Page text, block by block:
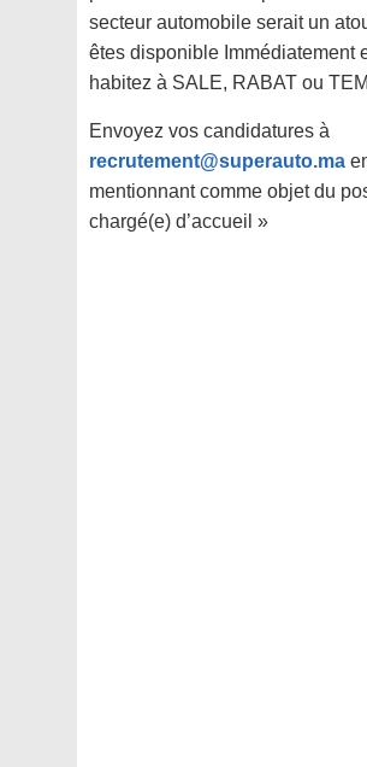
secteur automobile serait un
êtes disponible Immédiatement
habitez à SALE, RABAT ou
Envoyez vos candidatures à
recrutement@superauto.ma
mentionnant comme objet du
chargé(e) d’accueil »